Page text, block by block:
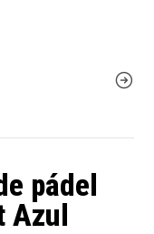
pádel
Azul